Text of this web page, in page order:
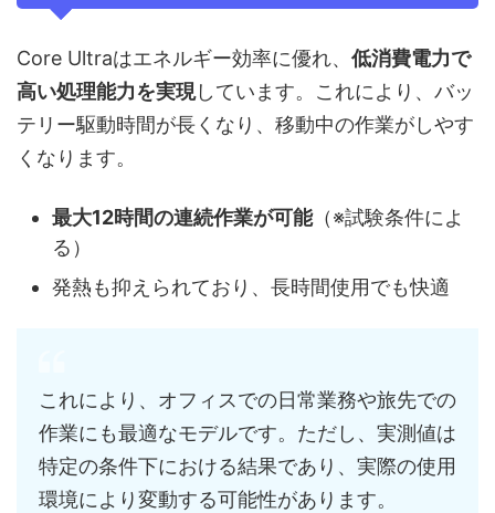
Core Ultraはエネルギー効率に優れ、 低消費電力で
高い処理能力を実現しています。これにより、バッ
テリー駆動時間が長くなり、移動中の作業がしやす
くなります。
最大12時間の連続作業が可能（※試験条件によ
る）
発熱も抑えられており、長時間使用でも快適
これにより、オフィスでの日常業務や旅先での
作業にも最適なモデルです。ただし、実測値は
特定の条件下における結果であり、実際の使用
環境により変動する可能性があります。